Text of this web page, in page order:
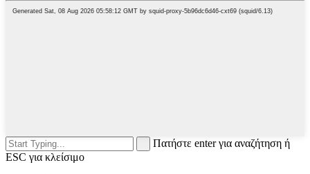
Πατήστε enter για αναζήτηση ή
ESC για κλείσιμο